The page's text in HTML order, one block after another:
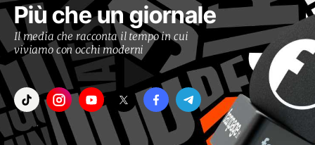
Più che un giornale
Il media che racconta il tempo in cui
viviamo con occhi moderni